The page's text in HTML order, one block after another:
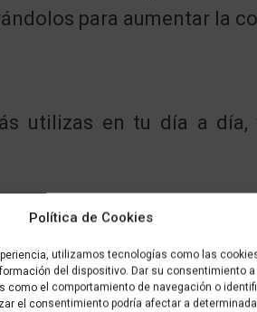
Política de Cookies
utilizamos tecnologías como las
del dispositivo. Dar su consentimiento
como el comportamiento de navegación o
el consentimiento podría afectar a
para aumentar la
utilizas en tu día a